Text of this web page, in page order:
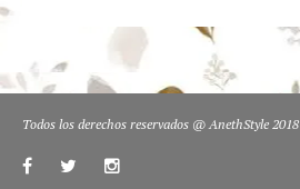
Todos los derechos reservados @ AnethStyle 2018